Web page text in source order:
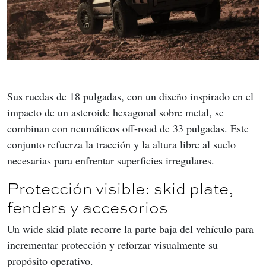
Sus ruedas de 18 pulgadas, con un diseño inspirado en el
impacto de un asteroide hexagonal sobre metal, se
combinan con neumáticos off-road de 33 pulgadas. Este
conjunto refuerza la tracción y la altura libre al suelo
necesarias para enfrentar superficies irregulares.
Protección visible: skid plate,
fenders y accesorios
Un wide skid plate recorre la parte baja del vehículo para
incrementar protección y reforzar visualmente su
propósito operativo.